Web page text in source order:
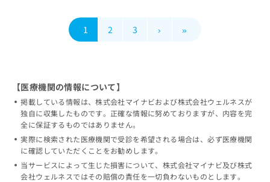
1 2 3 › »
【医療機関の情報について】
掲載している情報は、株式会社マイナビおよび株式会社ウェルネスが
独自に収集したものです。正確な情報に努めておりますが、内容を完
全に保証するものではありません。
実際に検索された医療機関で受診を希望される場合は、必ず医療機関
に確認していただくことをお勧めします。
当サービスによって生じた損害について、株式会社マイナビ及び株式
会社ウェルネスではその賠償の責任を一切負わないものとします。